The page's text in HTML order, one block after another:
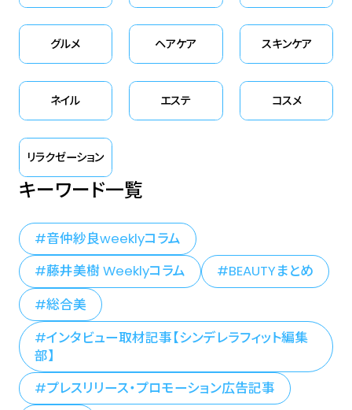
グルメ ヘアケア スキンケア
ネイル エステ コスメ
リラクゼーション
キーワード一覧
音仲紗良weeklyコラム
藤井美樹 Weeklyコラム
BEAUTYまとめ
総合美
インタビュー取材記事【シンデレラフィット編集
部】
プレスリリース・プロモーション広告記事